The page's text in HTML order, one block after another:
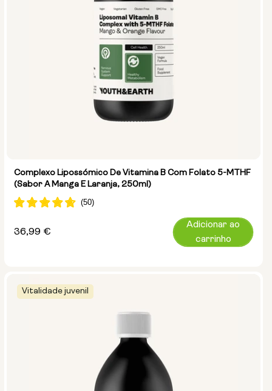
Complexo Lipossómico De Vitamina B Com Folato 5-MTHF
(Sabor A Manga E Laranja, 250ml)
Preço
36,99 €
Adicionar ao
carrinho
Vitalidade juvenil